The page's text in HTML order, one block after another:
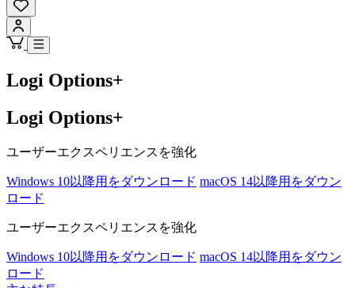
Logi Options+
Logi Options+
ユーザーエクスペリエンスを強化
Windows 10以降用をダウンロード macOS 14以降用をダウン
ロード
ユーザーエクスペリエンスを強化
Windows 10以降用をダウンロード macOS 14以降用をダウン
ロード